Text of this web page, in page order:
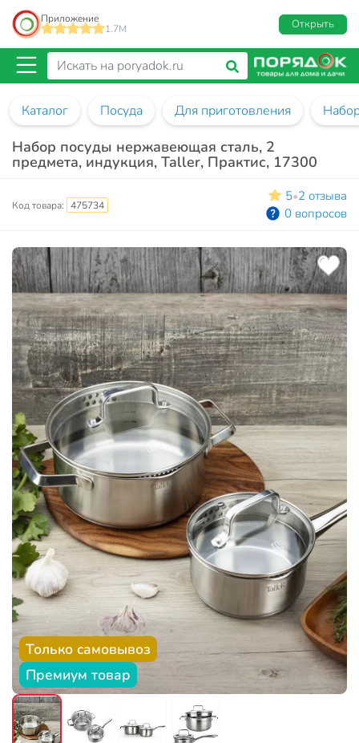
Приложение
1.7M
Открыть
Каталог Посуда Для приготовления
Набор посуды нержавеющая сталь, 2
предмета, индукция, Taller, Практис, 17300
Код товара: 475734
5•2 отзыва
0 вопросов
Только самовывоз
Премиум товар